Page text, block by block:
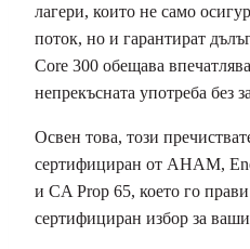
лагери, които не само
поток, но и гарантират
Core 300 обещава
непрекъсната употреба без
Освен това, този
сертифициран от AHAM,
и CA Prop 65, което го
сертифициран избор за